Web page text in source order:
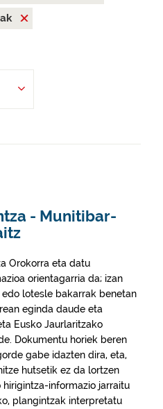
- Munitibar-
Orokorra eta datu
orientagarria da; izan
lotesle bakarrak benetan
eginda daude eta
Eusko Jaurlaritzako
Dokumentu horiek beren
gabe idazten dira, eta,
hutsetik ez da lortzen
informazio jarraitu
plangintzak interpretatu